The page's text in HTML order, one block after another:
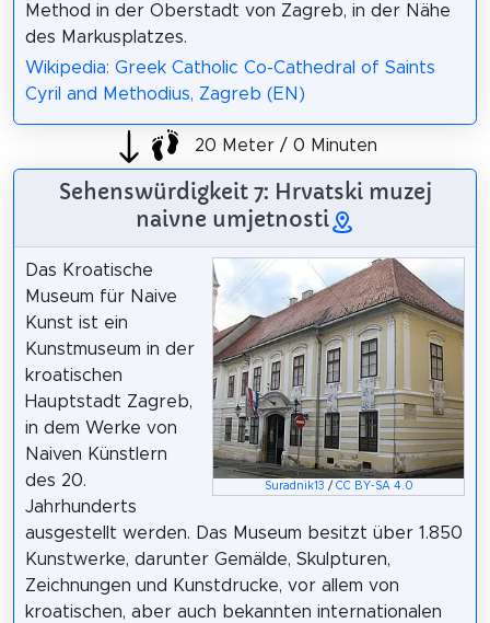
Method in der Oberstadt von Zagreb, in der Nähe
des Markusplatzes.
Wikipedia: Greek Catholic Co-Cathedral of Saints
Cyril and Methodius, Zagreb (EN)
20 Meter / 0 Minuten
Sehenswürdigkeit 7: Hrvatski muzej
naivne umjetnosti
Suradnik13 / CC BY-SA 4.0
Das Kroatische
Museum für Naive
Kunst ist ein
Kunstmuseum in der
kroatischen
Hauptstadt Zagreb,
in dem Werke von
Naiven Künstlern
des 20.
Jahrhunderts
ausgestellt werden. Das Museum besitzt über 1.850
Kunstwerke, darunter Gemälde, Skulpturen,
Zeichnungen und Kunstdrucke, vor allem von
kroatischen, aber auch bekannten internationalen